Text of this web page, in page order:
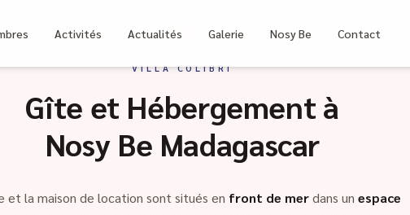
Activités Actualités Galerie Nosy Be Contact
VILLA COLIBRI
Gîte et Hébergement à
Nosy Be Madagascar
et la maison de location sont situés en front de merdans un espace